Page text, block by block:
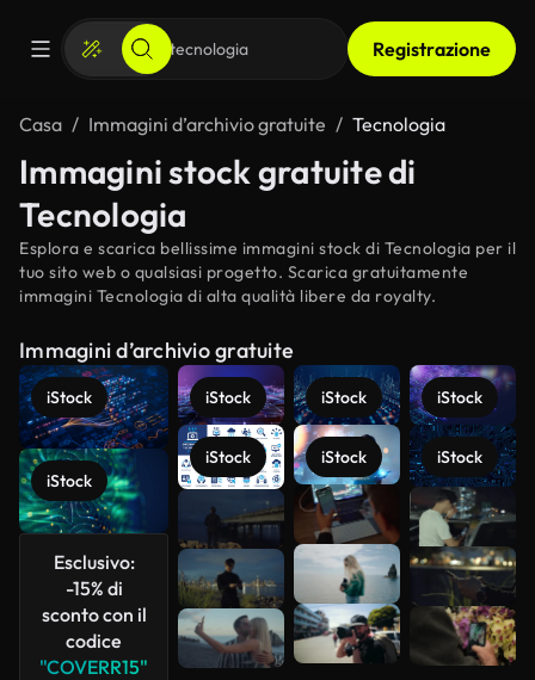
Registrazione
Casa Immagini d’archivio gratuite Tecnologia
Immagini stock gratuite di
Tecnologia
Esplora e scarica bellissime immagini stock di Tecnologia per il
tuo sito web o qualsiasi progetto. Scarica gratuitamente
immagini Tecnologia di alta qualità libere da royalty.
Immagini d’archivio gratuite
iStock
iStock
Esclusivo:
-15% di
sconto con il
codice
"COVERR15"
iStock
iStock
iStock
iStock
iStock
iStock
Scopri di
più